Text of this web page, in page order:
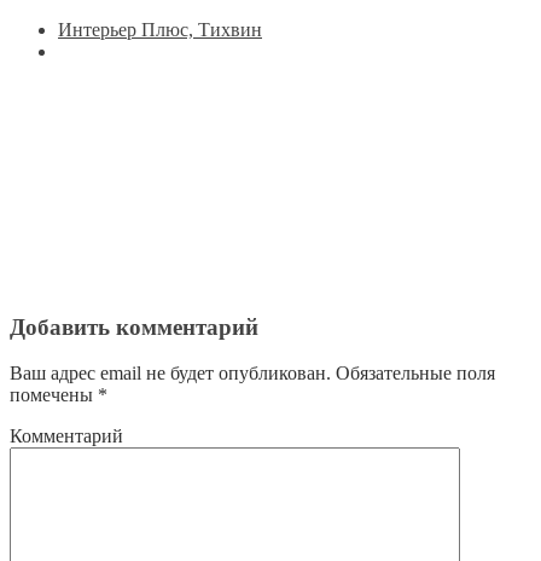
Интерьер Плюс, Тихвин
Добавить комментарий
Ваш адрес email не будет опубликован. Обязательные поля
помечены *
Комментарий